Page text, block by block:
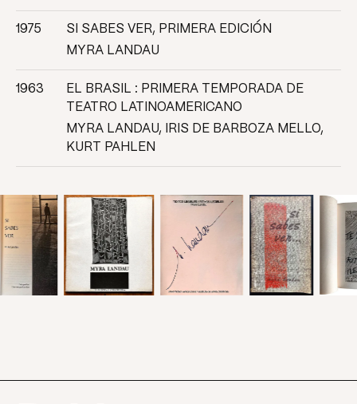
1975
SI SABES VER, PRIMERA EDICIÓN
MYRA LANDAU
1963
EL BRASIL : PRIMERA TEMPORADA DE
TEATRO LATINOAMERICANO
MYRA LANDAU, IRIS DE BARBOZA MELLO,
KURT PAHLEN